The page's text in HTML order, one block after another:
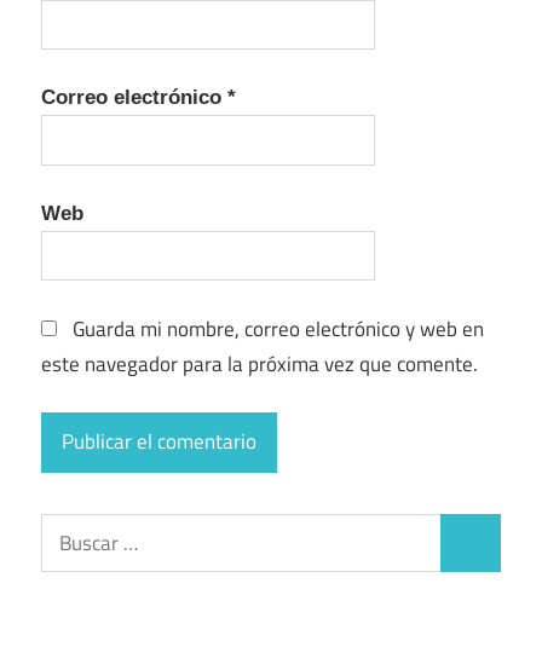
Correo electrónico *
Web
Guarda mi nombre, correo electrónico y web en
este navegador para la próxima vez que comente.
Buscar: